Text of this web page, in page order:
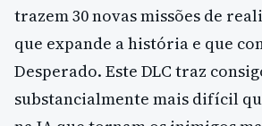
trazem 30 novas missões de
que expande a história e que
Desperado. Este DLC traz
substancialmente mais difícil